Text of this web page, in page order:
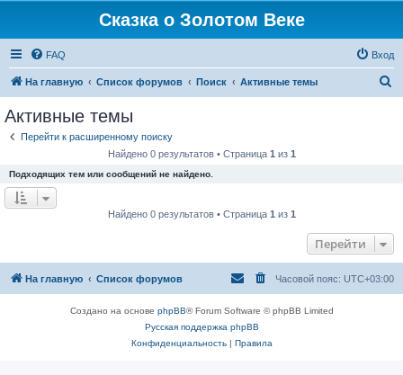
Сказка о Золотом Веке
FAQ Вход
На главную Список форумов Поиск Активные темы
Активные темы
Перейти к расширенному поиску
Найдено 0 результатов • Страница 1 из 1
Подходящих тем или сообщений не найдено.
Найдено 0 результатов • Страница 1 из 1
Перейти
На главную Список форумов Часовой пояс: UTC+03:00
Создано на основе phpBB® Forum Software © phpBB Limited
Русская поддержка phpBB
Конфиденциальность| Правила